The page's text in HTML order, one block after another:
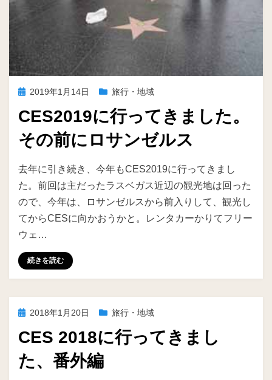
投
日:
2019年1月14日 旅行・地域
CES2019に行ってきました。
その前にロサンゼルス
投稿者 ike
去年に引き続き、今年もCES2019に行ってきまし
た。前回は主だったラスベガス近辺の観光地は回った
ので、今年は、ロサンゼルスから前入りして、観光し
てからCESに向かおうかと。レンタカーかりてフリー
ウェ…
続きを読む
投
日:
2018年1月20日 旅行・地域
CES 2018に行ってきまし
た、番外編